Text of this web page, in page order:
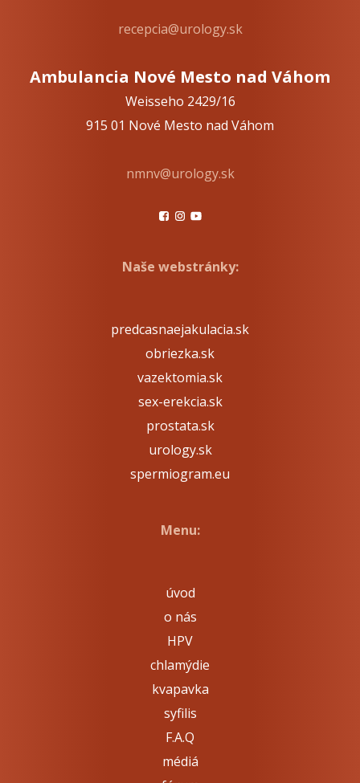
recepcia@urology.sk
Ambulancia Nové Mesto nad Váhom
Weisseho 2429/16
915 01 Nové Mesto nad Váhom
nmnv@urology.sk
Naše webstránky:
predcasnaejakulacia.sk
obriezka.sk
vazektomia.sk
sex-erekcia.sk
prostata.sk
urology.sk
spermiogram.eu
Menu:
úvod
o nás
HPV
chlamýdie
kvapavka
syfilis
F.A.Q
médiá